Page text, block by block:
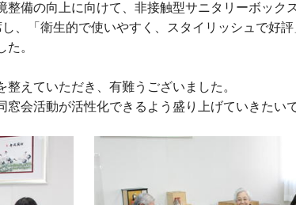
備の向上に向けて、非接触型サニタリーボック
、「衛生的で使いやすく、スタイリッシュで好
。
えていただき、有難うございました。
会活動が活性化できるよう盛り上げていきたいで